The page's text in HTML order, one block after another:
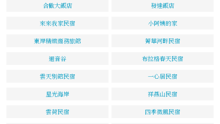
合歡大飯店 發達飯店
來來我家民宿 小阿姨的家
東岸精緻商務旅館 菁華河畔民宿
迴音谷 布拉格春天民宿
雲天別館民宿 一心居民宿
星光海岸 祥燕山民宿
雲荷民宿 四季微風民宿